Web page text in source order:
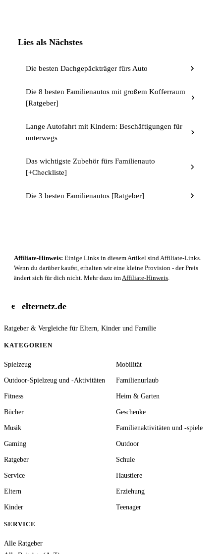
Lies als Nächstes
Die besten Dachgepäckträger fürs Auto
Die 8 besten Familienautos mit großem Kofferraum
[Ratgeber]
Lange Autofahrt mit Kindern: Beschäftigungen für
unterwegs
Das wichtigste Zubehör fürs Familienauto
[+Checkliste]
Die 3 besten Familienautos [Ratgeber]
Affiliate-Hinweis: Einige Links in diesem Artikel sind Affiliate-Links.
Wenn du darüber kaufst, erhalten wir eine kleine Provision - der Preis
ändert sich für dich nicht. Mehr dazu im Affiliate-Hinweis
e elternetz.de
Ratgeber & Vergleiche für Eltern, Kinder und Familie
KATEGORIEN
Spielzeug Mobilität
Outdoor-Spielzeug und -Aktivitäten Familienurlaub
Fitness Heim & Garten
Bücher Geschenke
Musik Familienaktivitäten und -spiele
Gaming Outdoor
Ratgeber Schule
Service Haustiere
Eltern Erziehung
Kinder Teenager
SERVICE
Alle Ratgeber